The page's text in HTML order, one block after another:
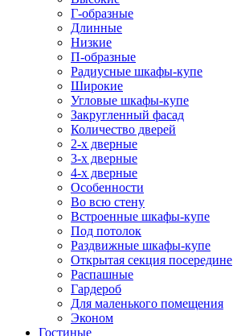
Г-образные
Длинные
Низкие
П-образные
Радиусные шкафы-купе
Широкие
Угловые шкафы-купе
Закругленный фасад
Количество дверей
2-х дверные
3-х дверные
4-х дверные
Особенности
Во всю стену
Встроенные шкафы-купе
Под потолок
Раздвижные шкафы-купе
Открытая секция посередине
Распашные
Гардероб
Для маленького помещения
Эконом
Гостиные